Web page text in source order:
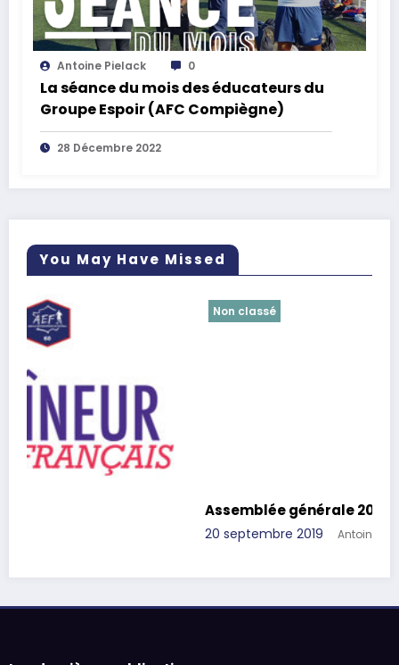
Antoine Pielack 0
La séance du mois des éducateurs du
Groupe Espoir (AFC Compiègne)
28 Décembre 2022
You May Have Missed
Assemblée générale 2019
Antoine Pielack